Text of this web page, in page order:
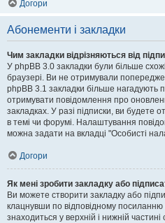
Догори
Абонементи і закладки
Чим закладки відрізняються від
У phpBB 3.0 закладки були більше
браузері. Ви не отримували
phpBB 3.1 закладки більше нагадують
отримувати повідомлення про
закладках. У разі підписки, ви будете
в темі чи форумі. Налаштування
можна задати на вкладці "Особисті
Догори
Як мені зробити закладку або
Ви можете створити закладку або
клацнувши по відповідному
знаходиться у верхній і нижній